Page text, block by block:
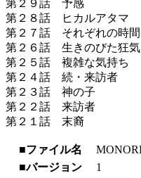
第２９話 予感 第
第２８話 ヒカルアタ
第２７話 それぞれの時
第２６話 生きのびた
第２５話 複雑な気持
第２４話 続・来訪
第２３話 神の子
第２２話 来訪者
第２１話 末裔 第
■ファイル名
■バージョン
1